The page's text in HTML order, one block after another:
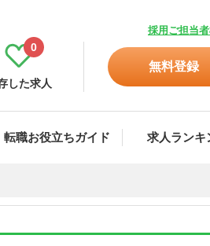
採用ご担当
した求人
0
無料登録
転職お役立ちガイド 求人ランキ